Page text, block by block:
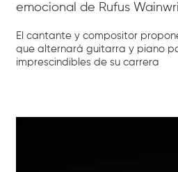
emocional de Rufus
El cantante y compositor
que alternará guitarra y piano
imprescindibles de su carrera